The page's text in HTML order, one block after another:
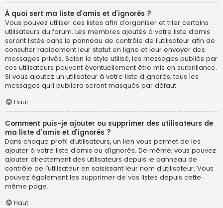
À quoi sert ma liste d’amis et d’ignorés ?
Vous pouvez utiliser ces listes afin d’organiser et trier certains
utilisateurs du forum. Les membres ajoutés à votre liste d’amis
seront listés dans le panneau de contrôle de l’utilisateur afin de
consulter rapidement leur statut en ligne et leur envoyer des
messages privés. Selon le style utilisé, les messages publiés par
ces utilisateurs peuvent éventuellement être mis en surbrillance.
Si vous ajoutez un utilisateur à votre liste d’ignorés, tous les
messages qu’il publiera seront masqués par défaut.
Haut
Comment puis-je ajouter ou supprimer des utilisateurs de
ma liste d’amis et d’ignorés ?
Dans chaque profil d’utilisateurs, un lien vous permet de les
ajouter à votre liste d’amis ou d’ignorés. De même, vous pouvez
ajouter directement des utilisateurs depuis le panneau de
contrôle de l’utilisateur en saisissant leur nom d’utilisateur. Vous
pouvez également les supprimer de vos listes depuis cette
même page.
Haut